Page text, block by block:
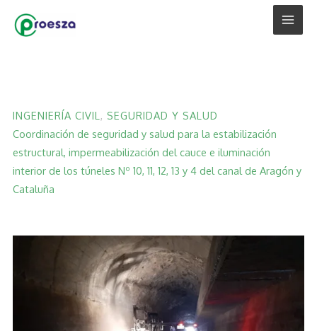
INGENIERÍA CIVIL , SEGURIDAD Y SALUD
Coordinación de seguridad y salud para la estabilización
estructural, impermeabilización del cauce e iluminación
interior de los túneles Nº 10, 11, 12, 13 y 4 del canal de Aragón y
Cataluña